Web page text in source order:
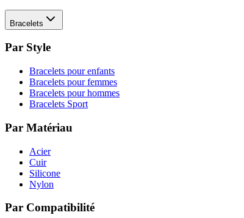
Bracelets
Par Style
Bracelets pour enfants
Bracelets pour femmes
Bracelets pour hommes
Bracelets Sport
Par Matériau
Acier
Cuir
Silicone
Nylon
Par Compatibilité